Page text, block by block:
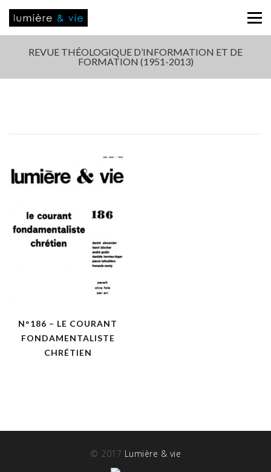
REVUE THÉOLOGIQUE D’INFORMATION ET DE
FORMATION (1951-2013)
N°186 – LE COURANT
FONDAMENTALISTE
CHRÉTIEN
© 2017 Lumière & vie